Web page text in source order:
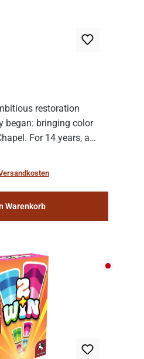
restoration
began: bringing color
For 14 years, a
Vatican undertook
cleaning and
Warenkorb
Nicht